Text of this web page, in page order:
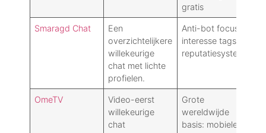
gratis
Smaragd Chat
Een
overzichtelijkere
willekeurige
chat met lichte
profielen.
Anti-bot focus:
interesse tags:
reputatiesysteem
OmeTV
Video-eerst
willekeurige
chat
Grote
wereldwijde
basis: mobiele